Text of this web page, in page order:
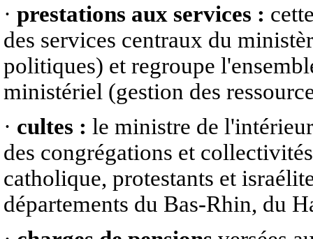
· prestations aux services :
des services centraux du
politiques) et regroupe
ministériel (gestion des
· cultes : le ministre de
des congrégations et
catholique, protestants et
départements du Bas-Rhin, du